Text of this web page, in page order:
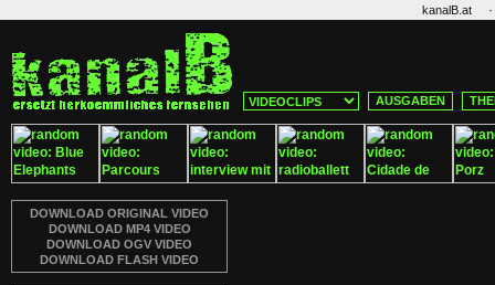
kanalB.at ·
AUSGABEN
DOWNLOAD ORIGINAL VIDEO
DOWNLOAD MP4 VIDEO
DOWNLOAD OGV VIDEO
DOWNLOAD FLASH VIDEO